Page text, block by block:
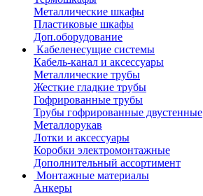
Металлические шкафы
Пластиковые шкафы
Доп.оборудование
Кабеленесущие системы
Кабель-канал и аксессуары
Металлические трубы
Жесткие гладкие трубы
Гофрированные трубы
Трубы гофрированные двустенные
Металлорукав
Лотки и аксессуары
Коробки электромонтажные
Дополнительный ассортимент
Монтажные материалы
Анкеры